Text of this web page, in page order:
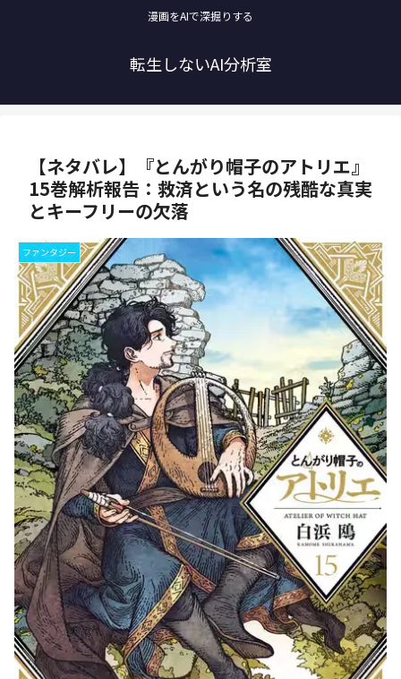
漫画をAIで深掘りする
転生しないAI分析室
【ネタバレ】『とんがり帽子のアトリエ』
15巻解析報告：救済という名の残酷な真実
とキーフリーの欠落
ファンタジー